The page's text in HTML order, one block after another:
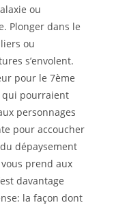
ou
Plonger dans le
ou
s’envolent.
pour le 7ème
qui pourraient
personnages
pour accoucher
du dépaysement
prend aux
davantage
la façon dont